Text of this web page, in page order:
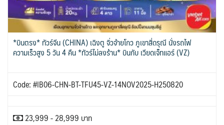
*บินตรง* ทัวร์จีน (CHINA) เฉิงตู จิ่วจ้ายโกว ภูเขาสี่ดรุณี นั่งรถไฟ
ความเร็วสูง 5 วัน 4 คืน *ทัวร์ไม่ลงร้าน* บินกับ เวียดเจ็ทแอร์ (VZ)
Code: #IB06-CHN-BT-TFU45-VZ-14NOV2025-H250820
23,999 - 28,999 บาท